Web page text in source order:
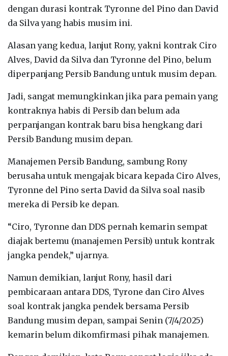
dengan durasi kontrak Tyronne del Pino dan David
da Silva yang habis musim ini.
Alasan yang kedua, lanjut Rony, yakni kontrak Ciro
Alves, David da Silva dan Tyronne del Pino, belum
diperpanjang Persib Bandung untuk musim depan.
Jadi, sangat memungkinkan jika para pemain yang
kontraknya habis di Persib dan belum ada
perpanjangan kontrak baru bisa hengkang dari
Persib Bandung musim depan.
Manajemen Persib Bandung, sambung Rony
berusaha untuk mengajak bicara kepada Ciro Alves,
Tyronne del Pino serta David da Silva soal nasib
mereka di Persib ke depan.
“Ciro, Tyronne dan DDS pernah kemarin sempat
diajak bertemu (manajemen Persib) untuk kontrak
jangka pendek,” ujarnya.
Namun demikian, lanjut Rony, hasil dari
pembicaraan antara DDS, Tyrone dan Ciro Alves
soal kontrak jangka pendek bersama Persib
Bandung musim depan, sampai Senin (7/4/2025)
kemarin belum dikomfirmasi pihak manajemen.